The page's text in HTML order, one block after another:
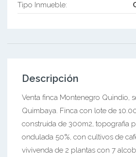
Tipo Inmueble:
Descripción
Venta finca Montenegro Quindio,
Quimbaya. Finca con lote de
construida de 300m2, topografia
ondulada 50%, con cultivos de
vivivenda de 2 plantas con 7